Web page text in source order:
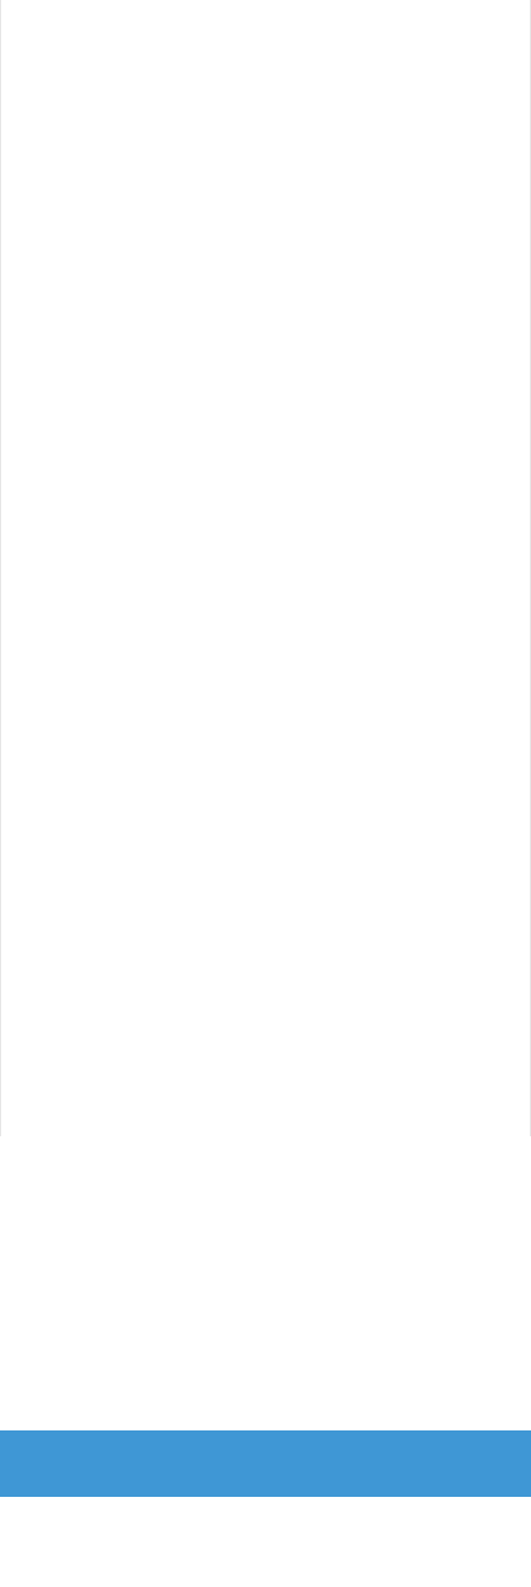
vseobip.ru